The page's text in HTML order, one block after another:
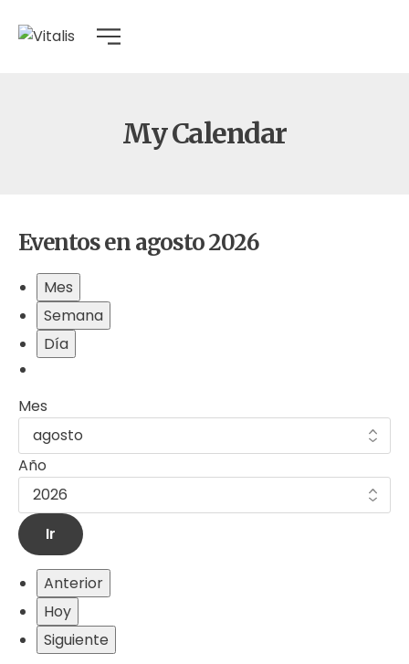
My Calendar
Eventos en agosto 2026
Mes
Semana
Día
Mes
Año
Anterior
Hoy
Siguiente